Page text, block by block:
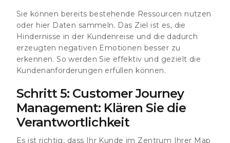
Sie können bereits bestehende Ressourcen nutzen
oder hier Daten sammeln. Das Ziel ist es, die
Hindernisse in der Kundenreise und die dadurch
erzeugten negativen Emotionen besser zu
erkennen. So werden Sie effektiv und gezielt die
Kundenanforderungen erfüllen können.
Schritt 5: Customer Journey
Management: Klären Sie die
Verantwortlichkeit
Es ist richtig, dass Ihr Kunde im Zentrum Ihrer Map